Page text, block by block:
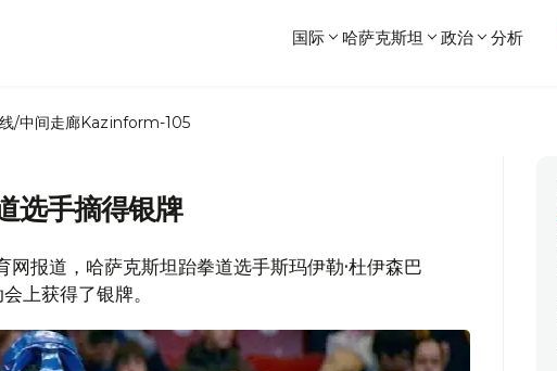
国际 哈萨克斯坦 政治 分析
/中间走廊Kazinform-105
选手摘得银牌
报道，哈萨克斯坦跆拳道选手斯玛伊勒·杜伊森巴
上获得了银牌。